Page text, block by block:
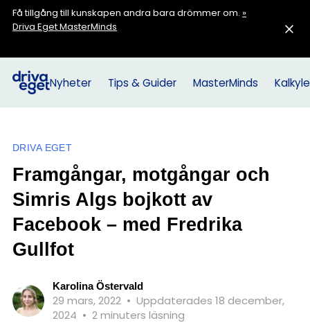
Få tillgång till kunskapen andra bara drömmer om. »
Driva Eget MasterMinds
Nyheter Tips & Guider MasterMinds
DRIVA EGET
Framgångar, motgångar och
Simris Algs bojkott av
Facebook – med Fredrika
Gullfot
Karolina Östervald
29 mars, 2022 • Uppdaterades 18 december,
2024 • 2 minuters läsning